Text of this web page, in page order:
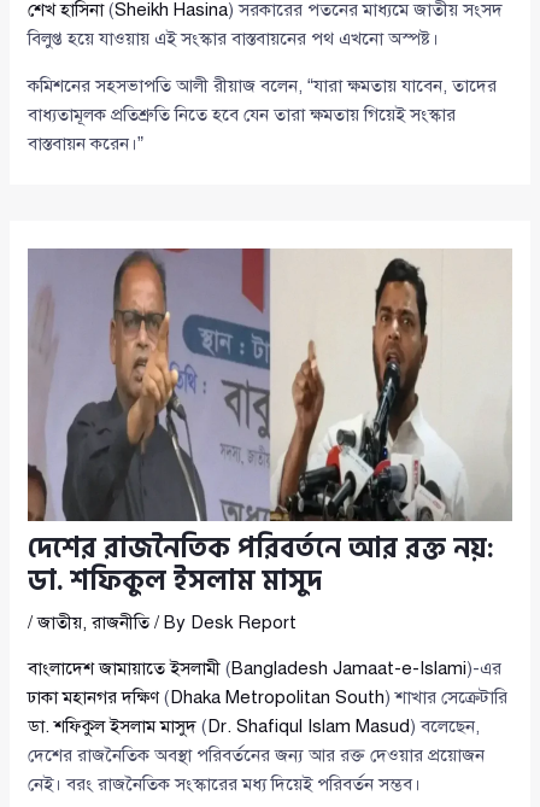
শেখ হাসিনা(Sheikh Hasina) সরকারের পতনের মাধ্যমে জাতীয় সংসদ
বিলুপ্ত হয়ে যাওয়ায় এই সংস্কার বাস্তবায়নের পথ এখনো অস্পষ্ট।
কমিশনের সহসভাপতি আলী রীয়াজ বলেন, “যারা ক্ষমতায় যাবেন, তাদের
বাধ্যতামূলক প্রতিশ্রুতি নিতে হবে যেন তারা ক্ষমতায় গিয়েই সংস্কার
বাস্তবায়ন করেন।”
দেশের রাজনৈতিক পরিবর্তনে আর রক্ত নয়:
ডা. শফিকুল ইসলাম মাসুদ
/জাতীয়,রাজনীতি/ By Desk Report
বাংলাদেশ জামায়াতে ইসলামী (Bangladesh Jamaat-e-Islami)-এর
ঢাকা মহানগর দক্ষিণ(Dhaka Metropolitan South) শাখার সেক্রেটারি
ডা. শফিকুল ইসলাম মাসুদ (Dr. Shafiqul Islam Masud) বলেছেন,
দেশের রাজনৈতিক অবস্থা পরিবর্তনের জন্য আর রক্ত দেওয়ার প্রয়োজন
নেই। বরং রাজনৈতিক সংস্কারের মধ্য দিয়েই পরিবর্তন সম্ভব।